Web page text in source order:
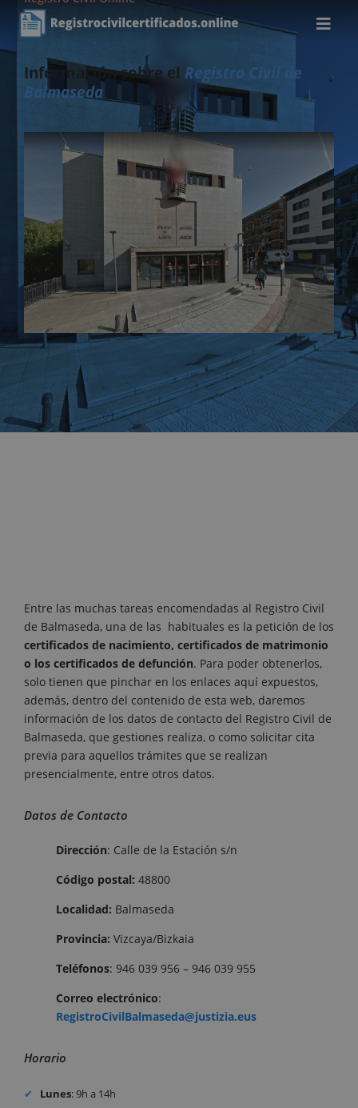
Información sobre el Registro Civil de
Balmaseda
Entre las muchas tareas encomendadas al Registro Civil
de Balmaseda, una de las habituales es la petición de los
certificados de nacimiento, certificados de matrimonio
o los certificados de defunción. Para poder obtenerlos,
solo tienen que pinchar en los enlaces aquí expuestos,
además, dentro del contenido de esta web, daremos
información de los datos de contacto del Registro Civil de
Balmaseda, que gestiones realiza, o como solicitar cita
previa para aquellos trámites que se realizan
presencialmente, entre otros datos.
Datos de Contacto
Dirección: Calle de la Estación s/n
Código postal: 48800
Localidad: Balmaseda
Provincia: Vizcaya/Bizkaia
Teléfonos: 946 039 956 – 946 039 955
Correo electrónico:
RegistroCivilBalmaseda@justizia.eus
Horario
Lunes: 9h a 14h